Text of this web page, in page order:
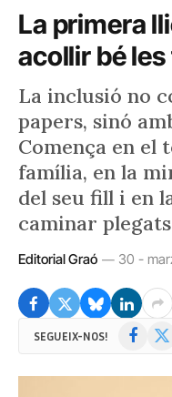
La primera
acollir bé
La inclusió no
papers, sinó
Comença en el
família, en la
del seu fill i en
caminar
Editorial Graó 30 -
SEGUEIX-NOS! Facebook